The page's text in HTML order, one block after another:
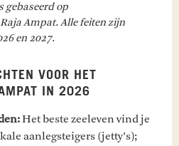
gebaseerd op
Ampat. Alle feiten zijn
en 2027.
VOOR HET
IN 2026
Het beste zeeleven vind je
aanlegsteigers (jetty’s);